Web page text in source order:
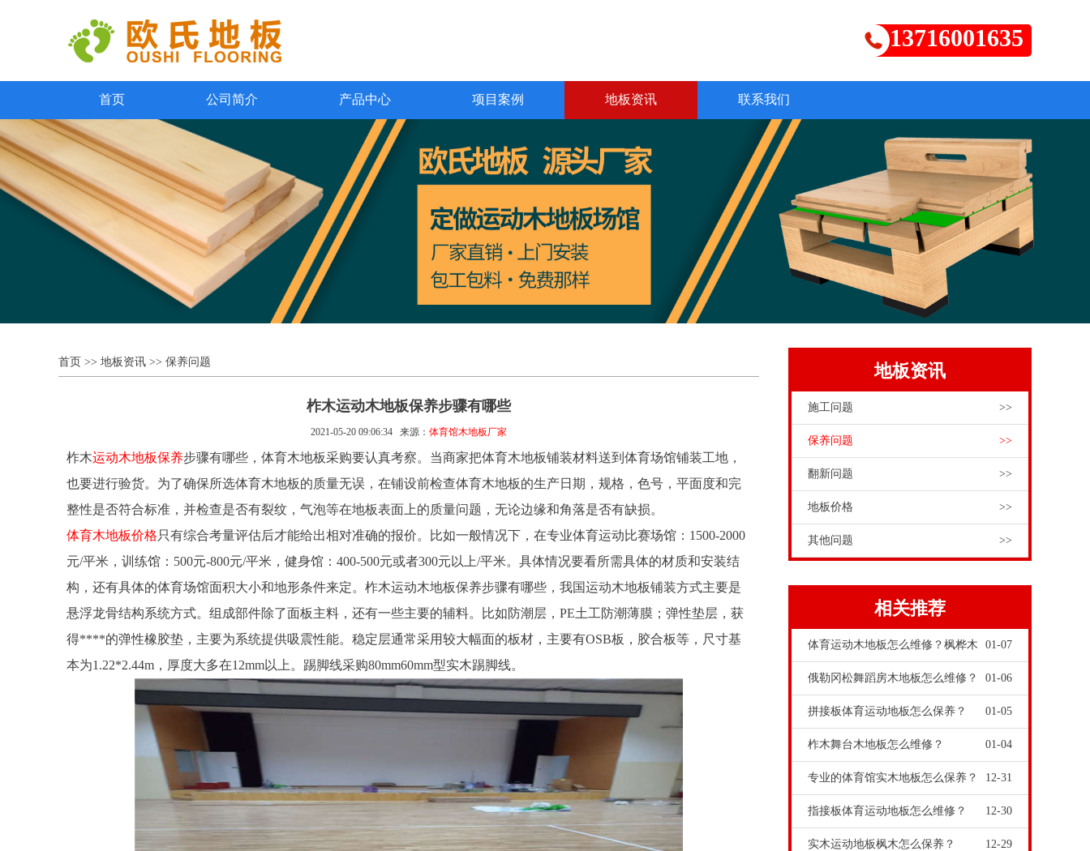
13716001635
首页 公司简介 产品中心 项目案例 地板资讯 联系我们
首页 >> 地板资讯 >> 保养问题
柞木运动木地板保养步骤有哪些
2021-05-20 09:06:34 来源： 体育馆木地板厂家
柞木运动木地板保养步骤有哪些，体育木地板采购要认真考察。当商家把体育木地板铺装材料送到体育场馆铺装工地，
也要进行验货。为了确保所选体育木地板的质量无误，在铺设前检查体育木地板的生产日期，规格，色号，平面度和完
整性是否符合标准，并检查是否有裂纹，气泡等在地板表面上的质量问题，无论边缘和角落是否有缺损。
体育木地板价格 只有综合考量评估后才能给出相对准确的报价。比如一般情况下，在专业体育运动比赛场馆：1500-2000
元/平米，训练馆：500元-800元/平米，健身馆：400-500元或者300元以上/平米。具体情况要看所需具体的材质和安装结
构，还有具体的体育场馆面积大小和地形条件来定。柞木运动木地板保养步骤有哪些，我国运动木地板铺装方式主要是
悬浮龙骨结构系统方式。组成部件除了面板主料，还有一些主要的辅料。比如防潮层，PE土工防潮薄膜；弹性垫层，获
得****的弹性橡胶垫，主要为系统提供吸震性能。稳定层通常采用较大幅面的板材，主要有OSB板，胶合板等，尺寸基
本为1.22*2.44m，厚度大多在12mm以上。踢脚线采购80mm60mm型实木踢脚线。
地板资讯
施工问题 >>
保养问题 >>
翻新问题 >>
地板价格 >>
其他问题 >>
相关推荐
体育运动木地板怎么维修？枫桦木 01-07
俄勒冈松舞蹈房木地板怎么维修？ 01-06
拼接板体育运动地板怎么保养？ 01-05
柞木舞台木地板怎么维修？ 01-04
专业的体育馆实木地板怎么保养？ 12-31
指接板体育运动地板怎么维修？ 12-30
实木运动地板枫木怎么保养？ 12-29